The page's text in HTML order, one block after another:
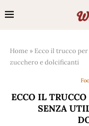
Home » Ecco il trucco
zucchero e dolcificanti
ECCO IL
SENZA